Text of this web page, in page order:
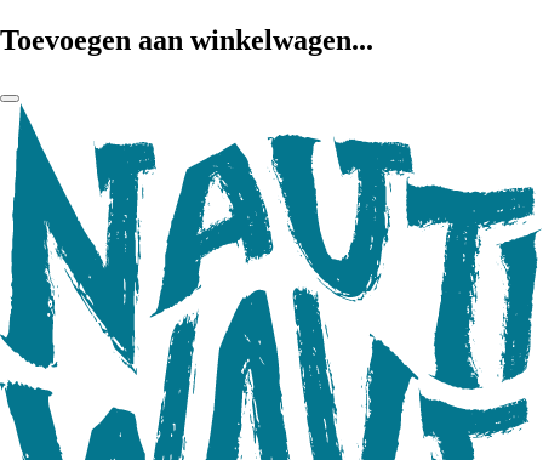
Toevoegen aan winkelwagen...